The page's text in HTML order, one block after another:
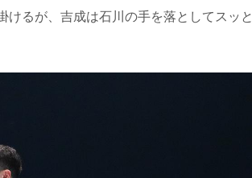
るが、吉成は石川の手を落としてスッと